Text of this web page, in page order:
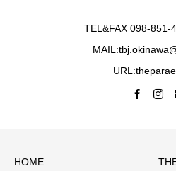
TEL&FAX 098-851-
HOME